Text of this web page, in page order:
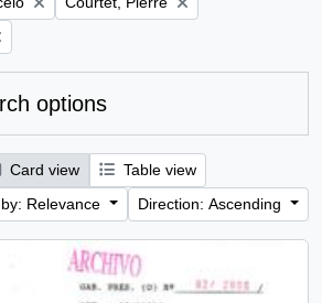
options
Card view
Table view
Relevance
Direction: Ascending